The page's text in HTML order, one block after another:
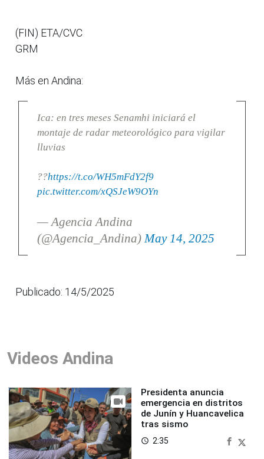
(FIN) ETA/CVC
GRM
Más en Andina:
Ica: en tres meses Senamhi iniciará el
montaje de radar meteorológico para vigilar
lluvias
??https://t.co/WH5mFdY2f9
pic.twitter.com/xQSJeW9OYn
— Agencia Andina
(@Agencia_Andina) May 14, 2025
Publicado: 14/5/2025
Videos Andina
Presidenta anuncia
emergencia en distritos
de Junín y Huancavelica
tras sismo
access_time 2:35